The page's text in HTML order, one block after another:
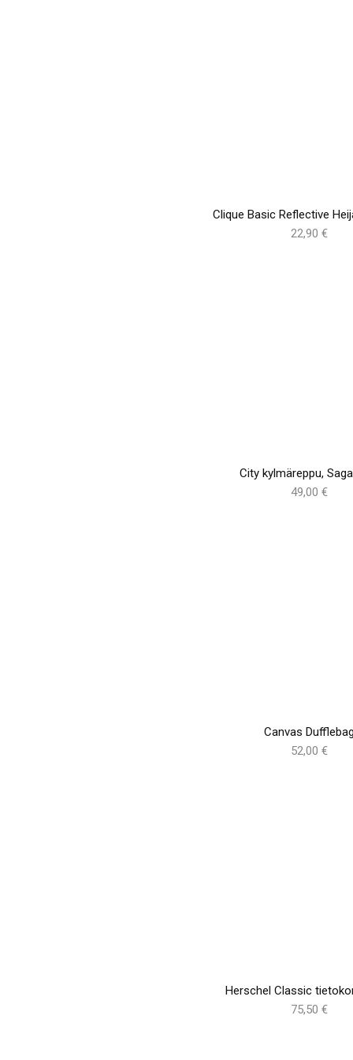
Clique Basic Reflective
22,90 €
City kylmäreppu,
49,00 €
Canvas Dufflebag
52,00 €
Herschel Classic
75,50 €